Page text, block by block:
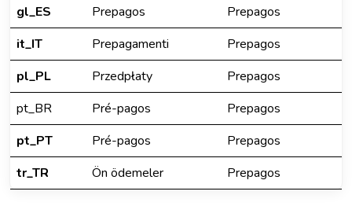
gl_ES
Prepagos
Prepagos
it_IT
Prepagamenti
Prepagos
pl_PL
Przedpłaty
Prepagos
pt_BR
Pré-pagos
Prepagos
pt_PT
Pré-pagos
Prepagos
tr_TR
Ön ödemeler Prepagos